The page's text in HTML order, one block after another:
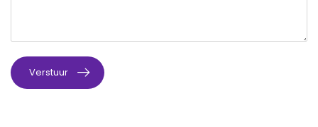
Verstuur